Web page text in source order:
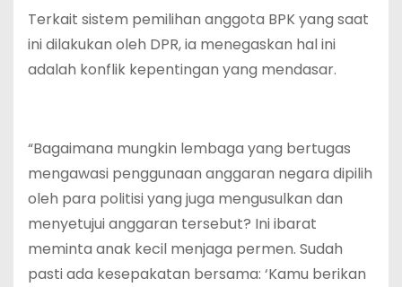
Terkait sistem pemilihan anggota BPK yang saat
ini dilakukan oleh DPR, ia menegaskan hal ini
adalah konflik kepentingan yang mendasar.
“Bagaimana mungkin lembaga yang bertugas
mengawasi penggunaan anggaran negara dipilih
oleh para politisi yang juga mengusulkan dan
menyetujui anggaran tersebut? Ini ibarat
meminta anak kecil menjaga permen. Sudah
pasti ada kesepakatan bersama: ‘Kamu berikan